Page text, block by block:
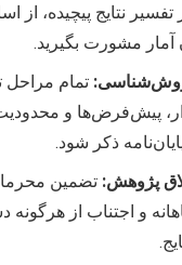
نتایج پیچیده، از
مشورت بگیرید.
تمام مراحل
پیش‌فرض‌ها و
ذکر شود.
پژوهش: تضمین
و اجتناب از هرگونه